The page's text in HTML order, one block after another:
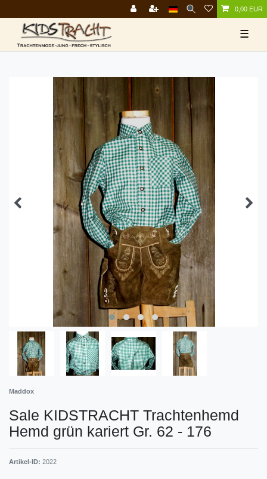
0,00 EUR
☰
Maddox
Sale KIDSTRACHT Trachtenhemd
Hemd grün kariert Gr. 62 - 176
Artikel-ID: 2022